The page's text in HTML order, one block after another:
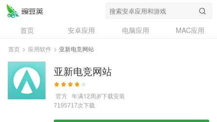
首页 安卓应用 电脑应用
MAC应用
资讯
专题
问答
首页 > 应用软件 > 亚新电竞网站
亚新电竞网站
官方 年满12周岁下载安装
7195717次下载